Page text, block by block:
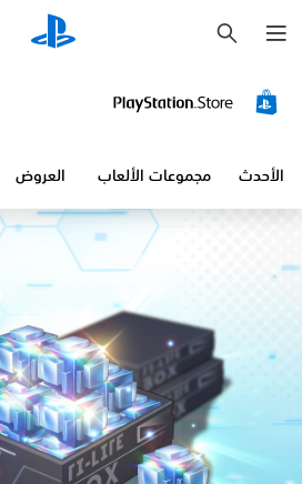
ح
ث
الأحدث مجموعات الألعاب العروض